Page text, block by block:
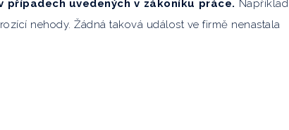
uvedených v zákoníku práce. Například
nehody. Žádná taková událost ve firmě nenastala